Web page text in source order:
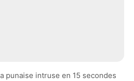
punaise intruse en 15 secondes